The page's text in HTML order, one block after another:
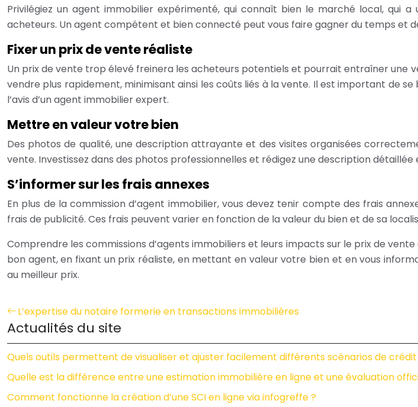
Privilégiez un agent immobilier expérimenté, qui connaît bien le marché local,
acheteurs. Un agent compétent et bien connecté peut vous faire gagner du temps et
Fixer un prix de vente réaliste
Un prix de vente trop élevé freinera les acheteurs potentiels et pourrait entraîner une
vendre plus rapidement, minimisant ainsi les coûts liés à la vente. Il est important de
l’avis d’un agent immobilier expert.
Mettre en valeur votre bien
Des photos de qualité, une description attrayante et des visites organisées
vente. Investissez dans des photos professionnelles et rédigez une description
S’informer sur les frais annexes
En plus de la commission d’agent immobilier, vous devez tenir compte des frais
frais de publicité. Ces frais peuvent varier en fonction de la valeur du bien et de sa
Comprendre les commissions d’agents immobiliers et leurs impacts sur le prix de
bon agent, en fixant un prix réaliste, en mettant en valeur votre bien et en vous
au meilleur prix.
L’expertise du notaire formerie en transactions immobilières
Actualités du site
Quels outils permettent de visualiser et ajuster facilement différents scénarios de
Quelle est la différence entre une estimation immobilière en ligne et une évaluation
Comment fonctionne la création d’une SCI en ligne via infogreffe ?